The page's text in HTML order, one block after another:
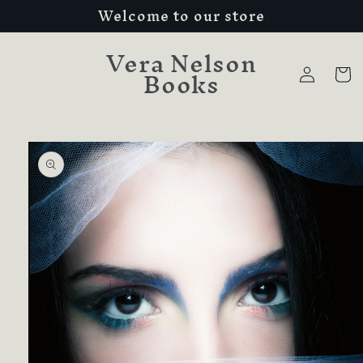
Welcome to our store
Vera Nelson
Books
in
Cart
Skip to
product
information